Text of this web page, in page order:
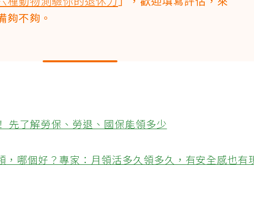
種動物測驗你的退休力」，歡迎填寫評估，來
夠不夠。
先了解勞保、勞退、國保能領多少
，哪個好？專家：月領活多久領多久，有安全感也有